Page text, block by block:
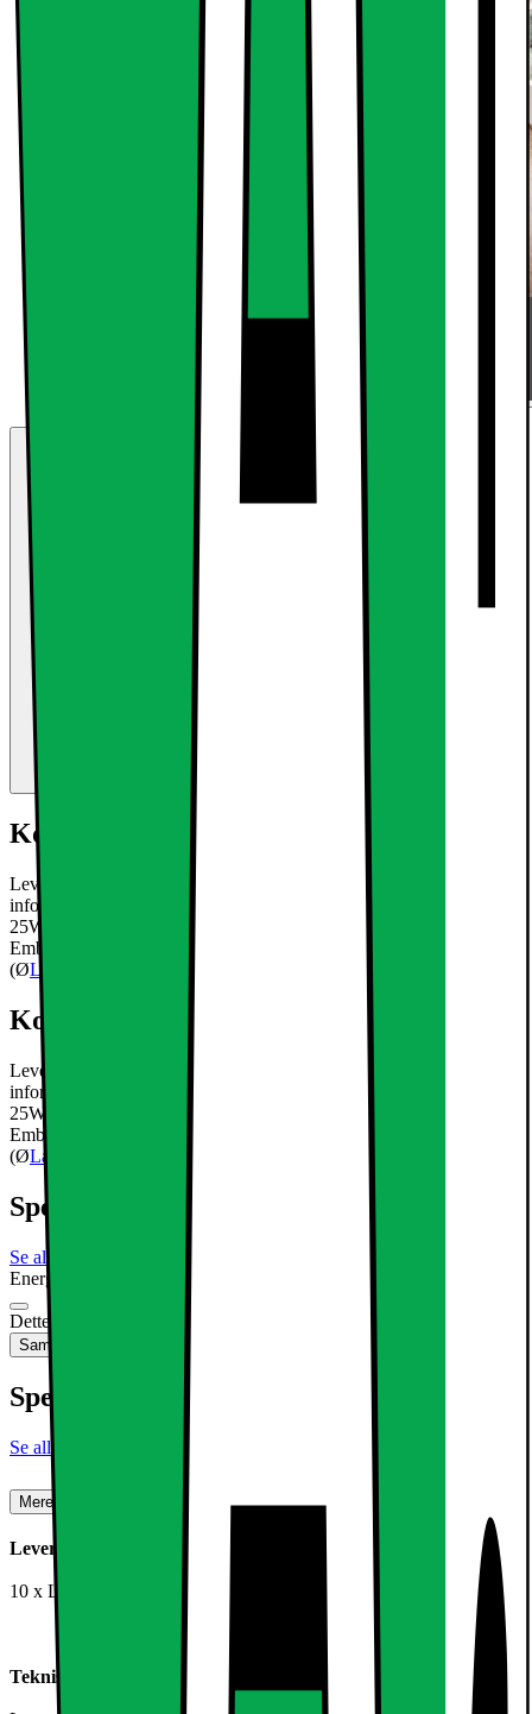
Kort om produktet
Leveringsomfang: 10 x LED panel 3W + transformer Teknisk
information: Lysstyrke: 143Lm (kold hvid) Svarende til Halogen:
25W Strøm: 3W Udskæring: 70 mm Dybde: 15 mm Form:
Emballage enhed (BxHxL): cm 14x3x10 Dimensioner på lampen
(ØLæs mere om produktet
Kort om produktet
Leveringsomfang: 10 x LED panel 3W + transformer Teknisk
information: Lysstyrke: 143Lm (kold hvid) Svarende til Halogen:
25W Strøm: 3W Udskæring: 70 mm Dybde: 15 mm Form:
Emballage enhed (BxHxL): cm 14x3x10 Dimensioner på lampen
(ØLæs mere om produktet
Specifikationer
Se alle specifikationer
Energimærkning
Produktdatablad
Dette produkt er ikke tilgængeligt
Sammenlign
Specifikationer
Se alle specifikationer
Mere om produktet
Leveringsomfang:
10 x LED panel 3W + transformer
Teknisk information: